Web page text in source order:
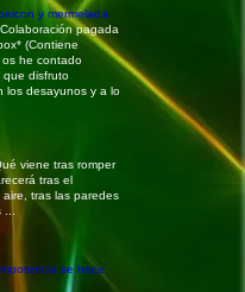
y mermelada
Colaboración pagada
(Contiene
os he contado
que disfruto
los desayunos y a lo
viene tras romper
tras el
tras las paredes
se hace